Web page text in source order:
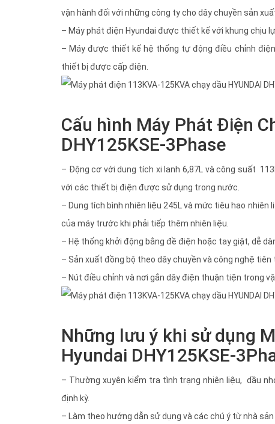
vận hành đối với những công ty cho dây chuyền sản
– Máy phát điện Hyundai được thiết kế với khung chịu
– Máy được thiết kế hệ thống tự động điều chỉnh
thiết bị được cấp điện.
Cấu hình Máy Phát Điện
DHY125KSE-3Phase
– Động cơ với dung tích xi lanh 6,87L và công suất
với các thiết bị điện được sử dụng trong nước.
– Dung tích bình nhiên liệu 245L và mức tiêu hao
của máy trước khi phải tiếp thêm nhiên liệu.
– Hệ thống khởi động bằng đề điện hoặc tay giật, dễ
– Sản xuất đồng bộ theo dây chuyền và công nghệ
– Nút điều chỉnh và nơi gắn dây điện thuận tiện trong
Những lưu ý khi sử dụng
Hyundai DHY125KSE-
– Thường xuyên kiểm tra tình trạng nhiên liệu, dầu
định kỳ.
– Làm theo hướng dẫn sử dụng và các chú ý từ nhà